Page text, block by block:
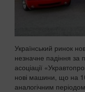
Український ринок
незначне падіння
асоціації
нові машини, що на
аналогічним